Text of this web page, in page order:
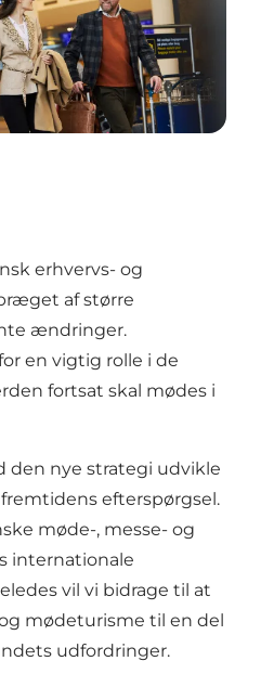
erhvervs- og
af større
ændringer.
en vigtig rolle i de
fortsat skal mødes i
den nye strategi udvikle
efterspørgsel.
møde-, messe- og
internationale
vil vi bidrage til at
mødeturisme til en del
udfordringer.